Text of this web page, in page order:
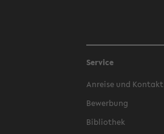
Service
Anreise und Kontakt
Bewerbung
Bibliothek